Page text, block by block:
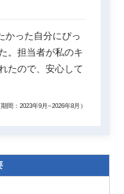
かった自分にぴっ
。担当者が私のキ
たので、安心して
間：2023年9月~2026年8月）